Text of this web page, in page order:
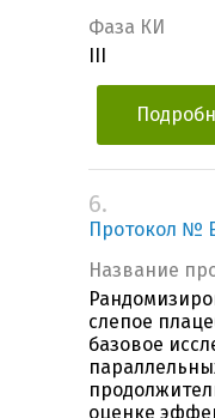
Фаза КИ
6.
Протокол №
Название
слепое
базовое
оценке